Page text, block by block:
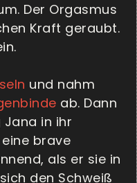
Der Orgasmus
Kraft geraubt.
und nahm
ab. Dann
in ihr
brave
als er sie in
den Schweiß